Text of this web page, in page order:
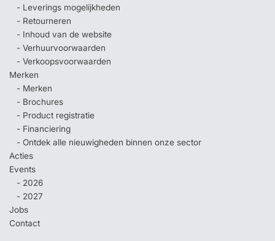
- Leverings mogelijkheden
- Retourneren
- Inhoud van de website
- Verhuurvoorwaarden
- Verkoopsvoorwaarden
Merken
- Merken
- Brochures
- Product registratie
- Financiering
- Ontdek alle nieuwigheden binnen onze sector
Acties
Events
- 2026
- 2027
Jobs
Contact